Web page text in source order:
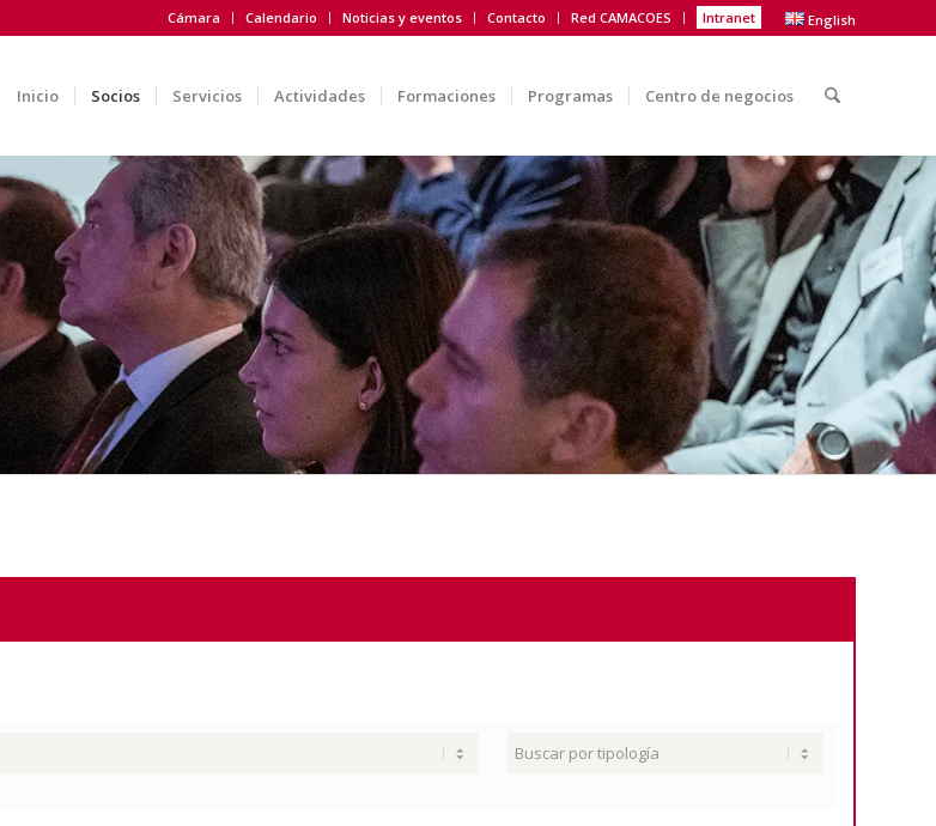
Cámara Calendario Noticias y eventos Contacto Red CAMACOES Intranet English
Inicio Socios Servicios Actividades Formaciones Programas Centro de negocios